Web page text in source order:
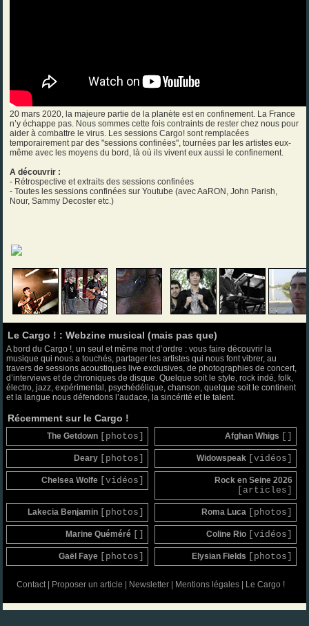
20 mars 2020, la majeure partie de la planète est en confinement. La France
n’y échappe pas. Nous sommes cette fois contraints de rester chez nous pour
aider à combattre le virus. Les sessions Cargo! sont remplacées
temporairement par des "sessions confinées", tournées par les artistes eux-
même avec les moyens du bord, là où ils vivent eux aussi le confinement.
A découvrir :
- Rétrospective et extraits des sessions confinées
- Toutes les sessions confinées sur Youtube (avec AaRON, John Parish,
Nour, Sammy Decoster etc.)
Le Cargo ! : Webzine musical (mais pas que)
A bord du Cargo !, un seul et même mot d’ordre : vous faire découvrir la
musique qui nous a touchés, partager les artistes qui nous font vibrer, au
travers de sessions acoustiques live exclusives, de photographies de concert,
d’interviews et de chroniques de disque. Quelque soit le style, rock indé, folk,
électro, jazz, expérimental, psychédélique, chanson, quelque soit le continent
et la langue nous défendons l’audace, la sincérité et le talent.
Récemment sur le Cargo !
The Getdown [photos] Afghan Whigs
Deary [photos] Widowspeak [vidéos]
Chelsea Wolfe [vidéos] Rock en Seine 2026
[articles]
Lakecia Benjamin [photos] Roma Luca [photos]
Marine Quéméré Coline Rio [vidéos]
Gaël Faye [photos] Elysian Fields [photos]
Contact| Proposer un article Newsletter| Mentions légales| Le Cargo !